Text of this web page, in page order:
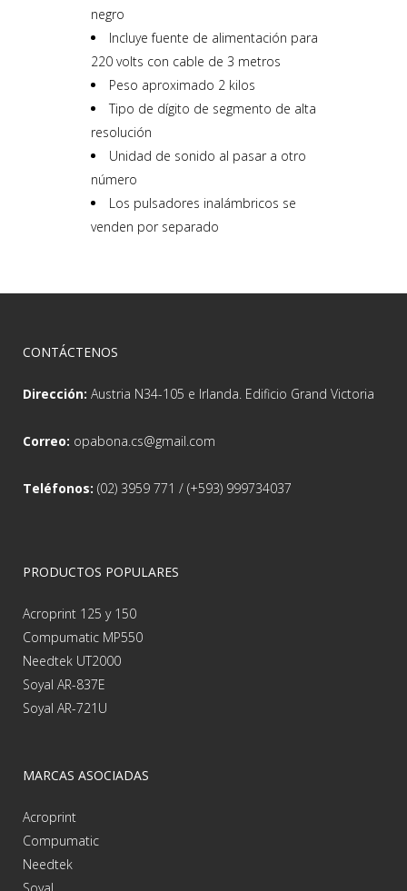
negro
Incluye fuente de alimentación para
220 volts con cable de 3 metros
Peso aproximado 2 kilos
Tipo de dígito de segmento de alta
resolución
Unidad de sonido al pasar a otro
número
Los pulsadores inalámbricos se
venden por separado
CONTÁCTENOS
Dirección: Austria N34-105 e Irlanda. Edificio Grand Victoria
Correo: opabona.cs@gmail.com
Teléfonos: (02) 3959 771 / (+593) 999734037
PRODUCTOS POPULARES
Acroprint 125 y 150
Compumatic MP550
Needtek UT2000
Soyal AR-837E
Soyal AR-721U
MARCAS ASOCIADAS
Acroprint
Compumatic
Needtek